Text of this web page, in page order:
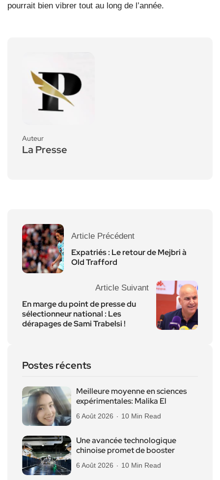
pourrait bien vibrer tout au long de l’année.
Auteur
La Presse
Article Précédent
Expatriés : Le retour de Mejbri à
Old Trafford
Article Suivant
En marge du point de presse du
sélectionneur national : Les
dérapages de Sami Trabelsi !
Postes récents
Meilleure moyenne en sciences
expérimentales: Malika El
6 Août 2026 10 Min Read
Une avancée technologique
chinoise promet de booster
6 Août 2026 10 Min Read